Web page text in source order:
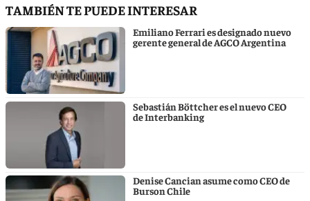
TAMBIÉN TE PUEDE INTERESAR
Emiliano Ferrari es designado nuevo
gerente general de AGCO Argentina
Sebastián Böttcher es el nuevo CEO
de Interbanking
Denise Cancian asume como CEO de
Burson Chile